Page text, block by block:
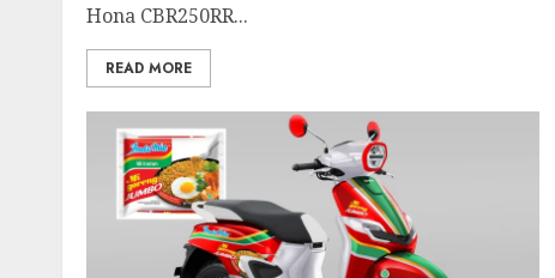
Hona CBR250RR...
READ MORE